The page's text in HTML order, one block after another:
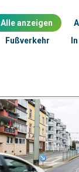
Alle anzeigen
Fußverkehr